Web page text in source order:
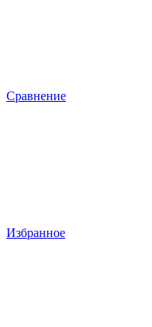
Сравнение
Избранное